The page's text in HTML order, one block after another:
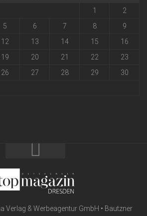
1
2
5 6 7 8
9
12 13 14 15
16
19 20 21 22
23
26 27 28 29
30
Verlag & Werbeagentur GmbH • Bautzner